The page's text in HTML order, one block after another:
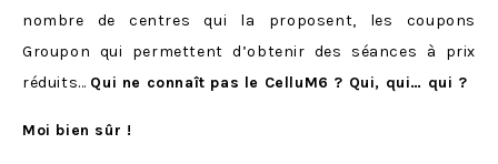
nombre de centres qui la proposent, les coupons
Groupon qui permettent d’obtenir des séances à prix
réduits… Qui ne connaît pas le CelluM6 ? Qui, qui… qui ?
Moi bien sûr !